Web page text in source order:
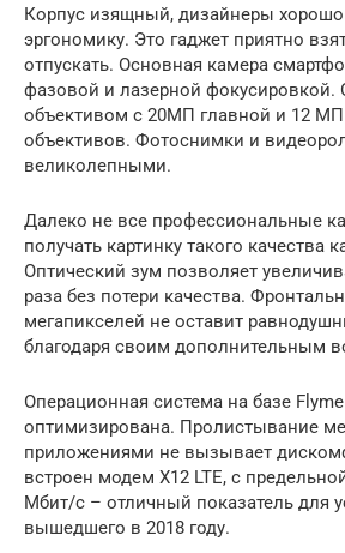
Корпус изящный, дизайнеры хорошо
эргономику. Это гаджет приятно
отпускать. Основная камера
фазовой и лазерной
объективом с 20МП главной и 12 МП
объективов. Фотоснимки и
великолепными.
Далеко не все профессиональные
получать картинку такого качества
Оптический зум позволяет
раза без потери качества.
мегапикселей не оставит
благодаря своим дополнительным
Операционная система на базе
оптимизирована. Пролистывание
приложениями не вызывает
встроен модем X12 LTE, с
Мбит/с – отличный показатель для
вышедшего в 2018 году.